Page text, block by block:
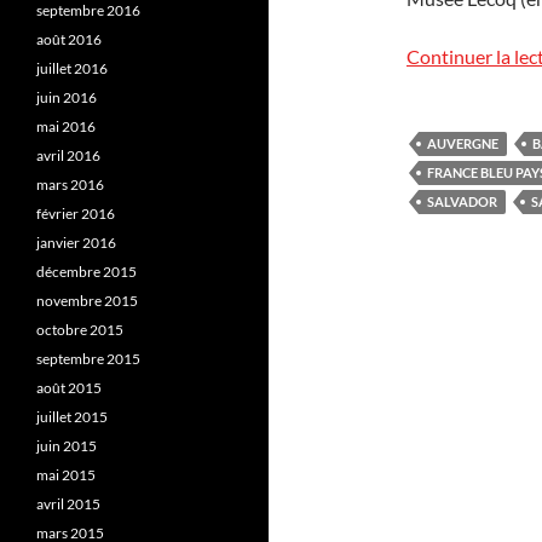
Continuer la
AUVERGNE
FRANCE BLEU
SALVADOR
septembre 2016
août 2016
juillet 2016
juin 2016
mai 2016
avril 2016
mars 2016
février 2016
janvier 2016
décembre 2015
novembre 2015
octobre 2015
septembre 2015
août 2015
juillet 2015
juin 2015
mai 2015
avril 2015
mars 2015